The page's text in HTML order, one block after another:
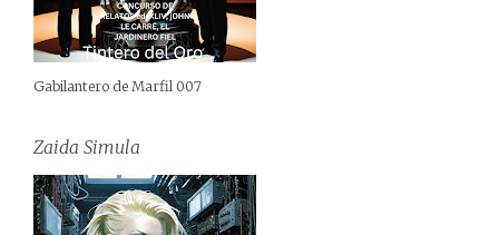
Gabilantero de Marfil 007
Zaida Simula